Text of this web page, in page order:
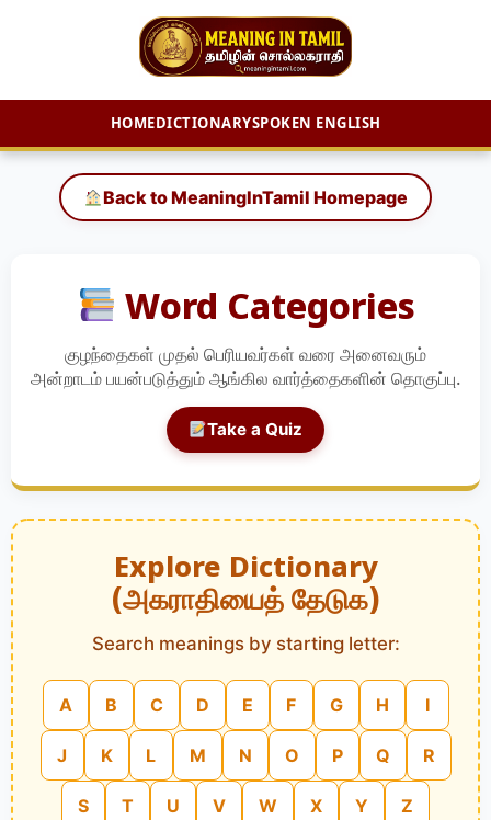
HOMEDICTIONARYSPOKEN ENGLISH
content
Back to MeaningInTamil Homepage
Word Categories
குழந்தைகள் முதல் பெரியவர்கள் வரை அனைவரும்
அன்றாடம் பயன்படுத்தும் ஆங்கில வார்த்தைகளின் தொகுப்பு.
Take a Quiz
Explore Dictionary
(அகராதியைத் தேடுக)
Search meanings by starting letter:
A B C D E F G H I
J K L M N O P Q R
S T U V W X Y Z